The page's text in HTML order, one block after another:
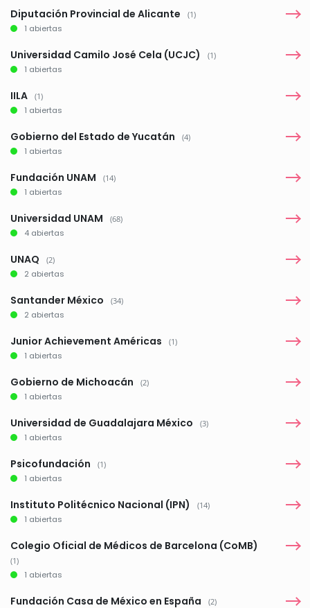
Diputación Provincial de Alicante (1)
1 abiertas
Universidad Camilo José Cela (UCJC) (1)
1 abiertas
IILA (1)
1 abiertas
Gobierno del Estado de Yucatán (4)
1 abiertas
Fundación UNAM (14)
1 abiertas
Universidad UNAM (68)
4 abiertas
UNAQ (2)
2 abiertas
Santander México (34)
2 abiertas
Junior Achievement Américas (1)
1 abiertas
Gobierno de Michoacán (2)
1 abiertas
Universidad de Guadalajara México (3)
1 abiertas
Psicofundación (1)
1 abiertas
Instituto Politécnico Nacional (IPN) (14)
1 abiertas
Colegio Oficial de Médicos de Barcelona (CoMB)
(1)
1 abiertas
Fundación Casa de México en España (2)